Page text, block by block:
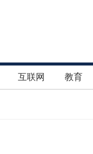
互联网 教育